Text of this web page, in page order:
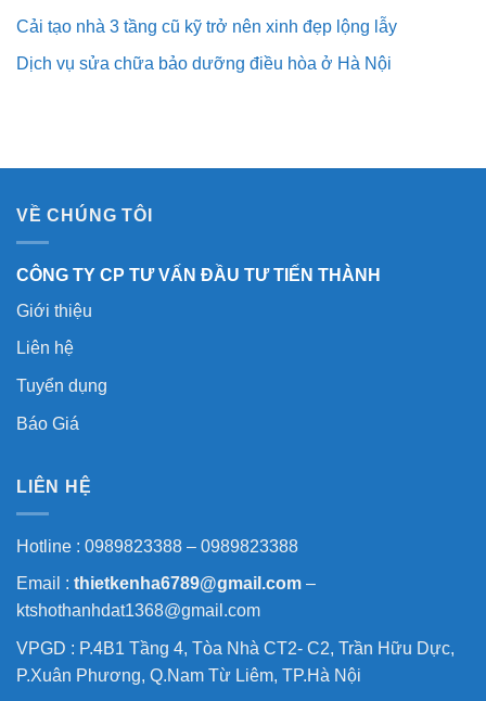
Cải tạo nhà 3 tầng cũ kỹ trở nên xinh đẹp lộng lẫy
Dịch vụ sửa chữa bảo dưỡng điều hòa ở Hà Nội
VỀ CHÚNG TÔI
CÔNG TY CP TƯ VẤN ĐẦU TƯ TIẾN THÀNH
Giới thiệu
Liên hệ
Tuyển dụng
Báo Giá
LIÊN HỆ
Hotline : 0989823388 – 0989823388
Email : thietkenha6789@gmail.com –
ktshothanhdat1368@gmail.com
VPGD : P.4B1 Tầng 4, Tòa Nhà CT2- C2, Trần Hữu Dực,
P.Xuân Phương, Q.Nam Từ Liêm, TP.Hà Nội